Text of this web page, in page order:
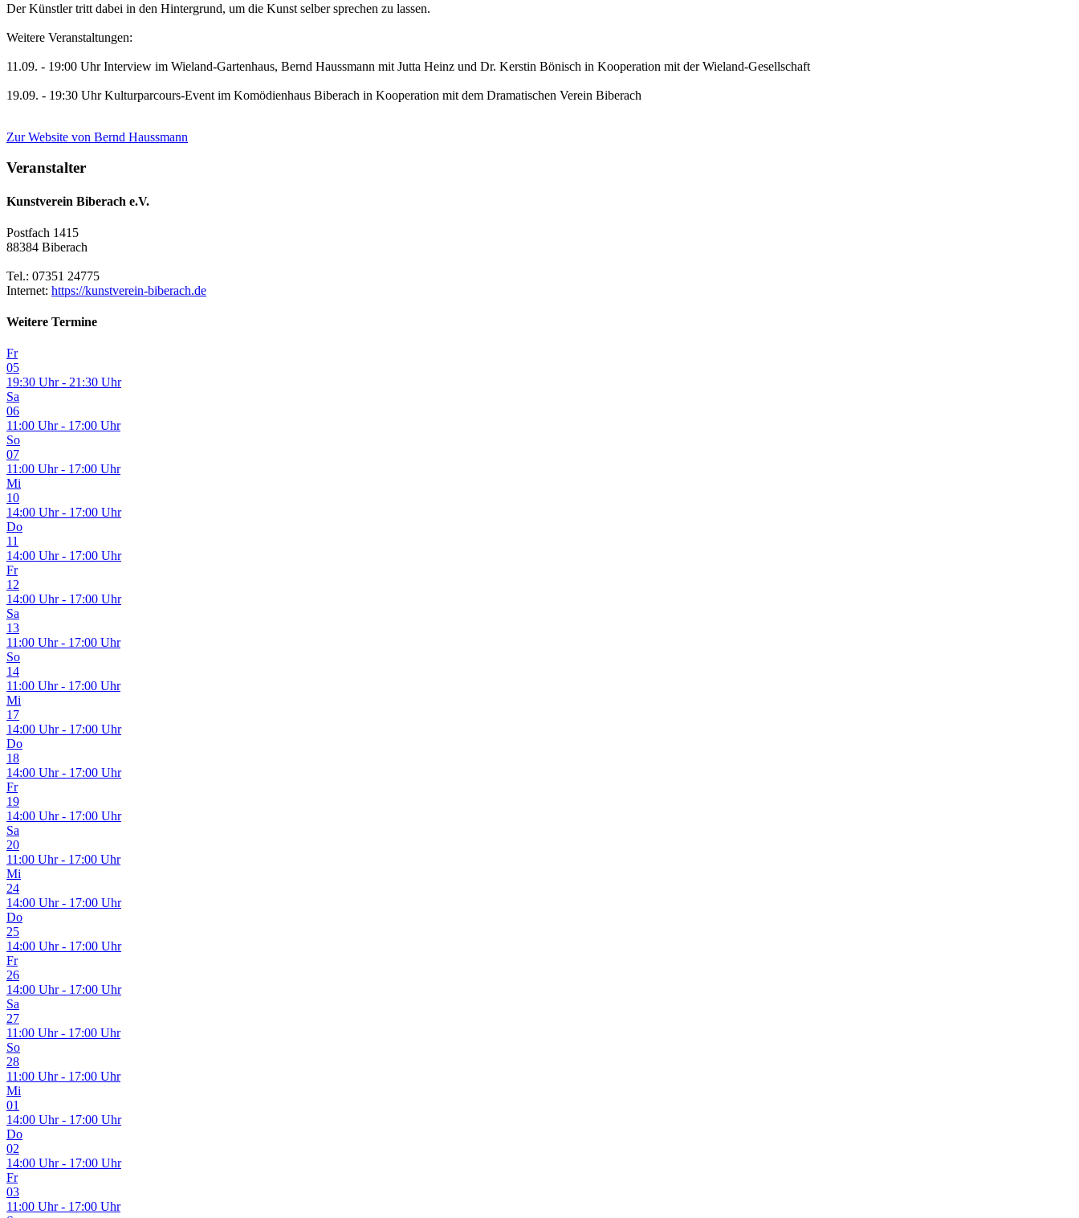
Der Künstler tritt dabei in den Hintergrund, um die Kunst selber sprechen zu lassen.
Weitere Veranstaltungen:
11.09. - 19:00 Uhr Interview im Wieland-Gartenhaus, Bernd Haussmann mit Jutta Heinz und Dr. Kerstin Bönisch in Kooperation mit der Wieland-Gesellschaft
19.09. - 19:30 Uhr Kulturparcours-Event im Komödienhaus Biberach in Kooperation mit dem Dramatischen Verein Biberach
Zur Website von Bernd Haussmann
Veranstalter
Kunstverein Biberach e.V.
Postfach 1415
88384 Biberach
Tel.: 07351 24775
Internet: https://kunstverein-biberach.de
Weitere Termine
Fr
05
19:30 Uhr - 21:30 Uhr
Sa
06
11:00 Uhr - 17:00 Uhr
So
07
11:00 Uhr - 17:00 Uhr
Mi
10
14:00 Uhr - 17:00 Uhr
Do
11
14:00 Uhr - 17:00 Uhr
Fr
12
14:00 Uhr - 17:00 Uhr
Sa
13
11:00 Uhr - 17:00 Uhr
So
14
11:00 Uhr - 17:00 Uhr
Mi
17
14:00 Uhr - 17:00 Uhr
Do
18
14:00 Uhr - 17:00 Uhr
Fr
19
14:00 Uhr - 17:00 Uhr
Sa
20
11:00 Uhr - 17:00 Uhr
Mi
24
14:00 Uhr - 17:00 Uhr
Do
25
14:00 Uhr - 17:00 Uhr
Fr
26
14:00 Uhr - 17:00 Uhr
Sa
27
11:00 Uhr - 17:00 Uhr
So
28
11:00 Uhr - 17:00 Uhr
Mi
01
14:00 Uhr - 17:00 Uhr
Do
02
14:00 Uhr - 17:00 Uhr
Fr
03
11:00 Uhr - 17:00 Uhr